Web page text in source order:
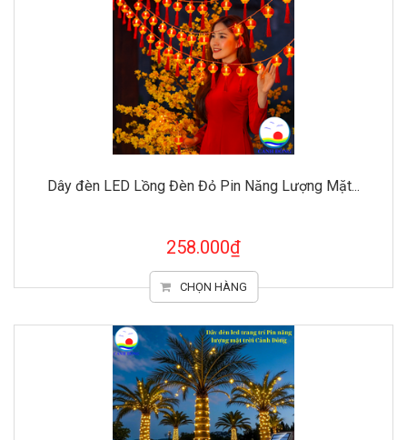
Dây đèn LED Lồng Đèn Đỏ Pin Năng Lượng Mặt...
258.000₫
CHỌN HÀNG